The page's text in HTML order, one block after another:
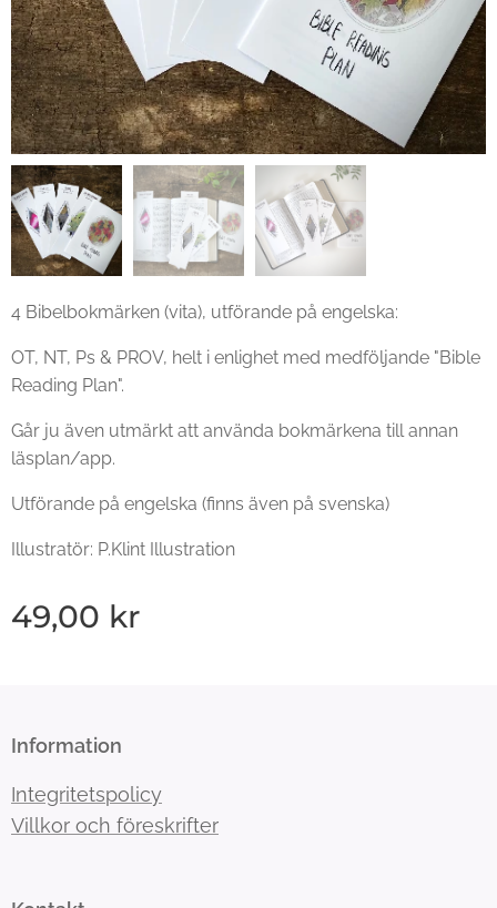
4 Bibelbokmärken (vita), utförande på engelska:
OT, NT, Ps & PROV, helt i enlighet med medföljande "Bible
Reading Plan".
Går ju även utmärkt att använda bokmärkena till annan
läsplan/app.
Utförande på engelska (finns även på svenska)
Illustratör: P.Klint Illustration
49,00 kr
Information
Integritetspolicy
Villkor och föreskrifter